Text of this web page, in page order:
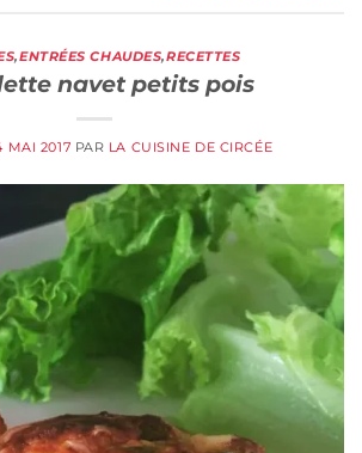
,ENTRÉES CHAUDES,RECETTES
navet petits pois
MAI 2017 PAR LA CUISINE DE CIRCÉE